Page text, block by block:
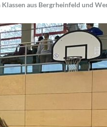
aus Bergrheinfeld und